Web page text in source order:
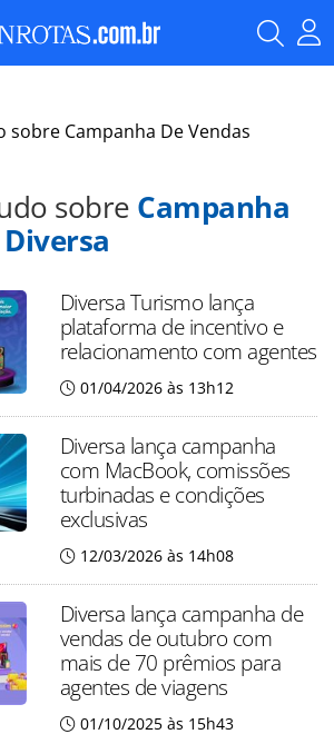
sobre Campanha De Vendas
sobre Campanha
Diversa Turismo lança
plataforma de incentivo e
relacionamento com agentes
01/04/2026 às 13h12
Diversa lança campanha
com MacBook, comissões
turbinadas e condições
exclusivas
12/03/2026 às 14h08
Diversa lança campanha de
vendas de outubro com
mais de 70 prêmios para
agentes de viagens
01/10/2025 às 15h43